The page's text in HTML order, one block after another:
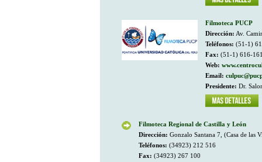
Filmoteca PUCP
Dirección: Av.
Teléfonos: (51-1)
Fax: (51-1) 616-
Web:
Email:
Presidente: Dr.
Filmoteca Regional de Castilla y León
Dirección: Gonzalo Santana 7, (Casa de las
Teléfonos: (34923) 212 516
Fax: (34923) 267 100